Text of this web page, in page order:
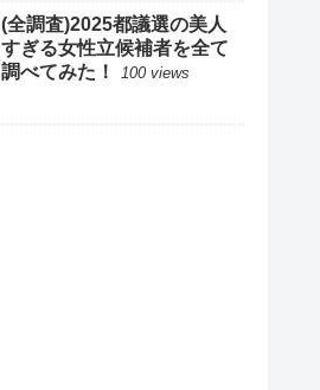
(全調査)2025都議選の美人
すぎる女性立候補者を全て
調べてみた！
100 views